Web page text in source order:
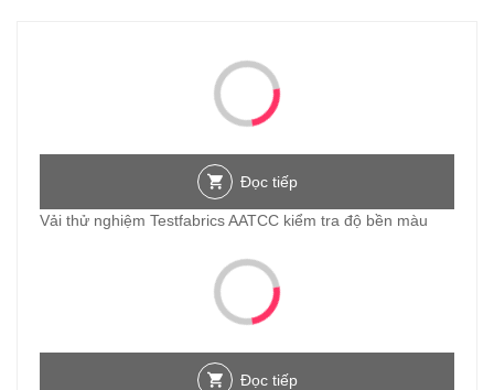
Đọc tiếp
Vải thử nghiệm Testfabrics AATCC kiểm tra độ bền màu
Đọc tiếp